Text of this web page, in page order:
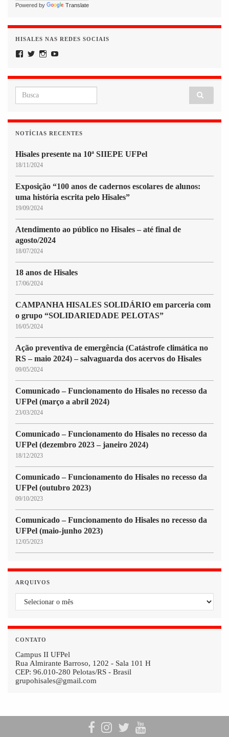
Powered by Translate
HISALES NAS REDES SOCIAIS
Facebook
TwitterInstagram
Search for:
NOTÍCIAS RECENTES
Hisales presente na 10ª SIIEPE UFPel
18/11/2024
Exposição “100 anos de cadernos escolares de alunos:
uma história escrita pelo Hisales”
19/09/2024
Atendimento ao público no Hisales – até final de
agosto/2024
18/07/2024
18 anos de Hisales
17/06/2024
CAMPANHA HISALES SOLIDÁRIO em parceria com
o grupo “SOLIDARIEDADE PELOTAS”
16/05/2024
Ação preventiva de emergência (Catástrofe climática no
RS – maio 2024) – salvaguarda dos acervos do Hisales
09/05/2024
Comunicado – Funcionamento do Hisales no recesso da
UFPel (março a abril 2024)
23/03/2024
Comunicado – Funcionamento do Hisales no recesso da
UFPel (dezembro 2023 – janeiro 2024)
18/12/2023
Comunicado – Funcionamento do Hisales no recesso da
UFPel (outubro 2023)
09/10/2023
Comunicado – Funcionamento do Hisales no recesso da
UFPel (maio-junho 2023)
12/05/2023
ARQUIVOS
CONTATO
Campus II UFPel
Rua Almirante Barroso, 1202 - Sala 101 H
CEP: 96.010-280 Pelotas/RS - Brasil
grupohisales@gmail.com